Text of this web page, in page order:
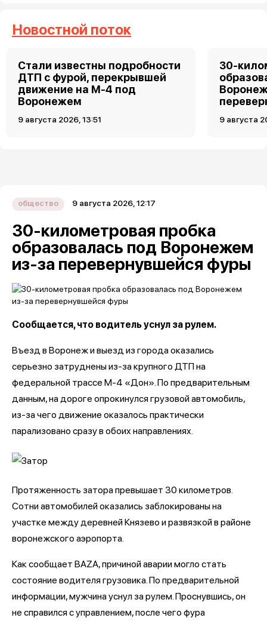
Новостной поток
Стали известны подробности
ДТП с фурой, перекрывшей
движение на М-4 под
Воронежем
9 августа 2026, 13:51
30-
9 августа
общество 9 августа 2026, 12:17
30-километровая пробка
образовалась под Воронежем
из-за перевернувшейся фуры
Сообщается, что водитель уснул за рулем.
Въезд в Воронеж и выезд из города оказались
серьезно затруднены из-за крупного ДТП на
федеральной трассе М-4 «Дон». По предварительным
данным, на дороге опрокинулся грузовой автомобиль,
из-за чего движение оказалось практически
парализовано сразу в обоих направлениях.
Протяженность затора превышает 30 километров.
Сотни автомобилей оказались заблокированы на
участке между деревней Князево и развязкой в районе
воронежского аэропорта.
Как сообщает BAZA, причиной аварии могло стать
состояние водителя грузовика. По предварительной
информации, мужчина уснул за рулем. Проснувшись, он
не справился с управлением, после чего фура